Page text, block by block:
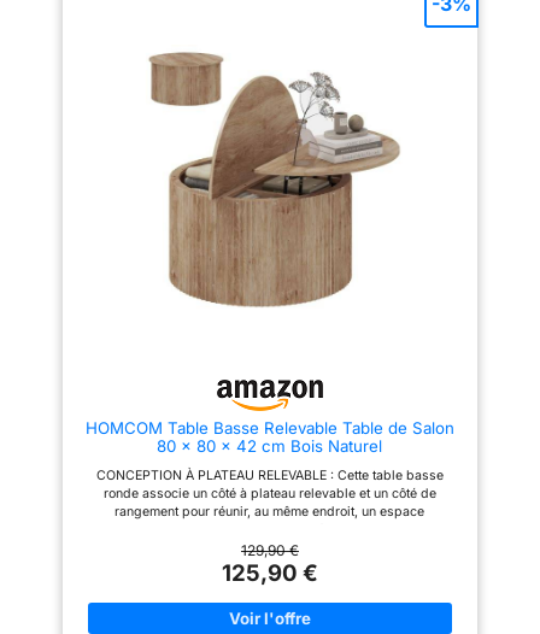
: Longueur 140 cm x largeur 70
cm x Hauteur 35,5 cm
structure interne en acier,
associée à une base en MDF,
max. recommandée de 80 kg.
Les patins ajustables
maintiennent une parfaite
stabilité et évitent les
mouvements, même sur un sol
irrégulier. PLATEAU ÉPAIS ET
ROND : Le plateau généreux de
une esthétique robuste et
arrondis réduisent les risques
de chocs, idéal pour la sécurité
simple coup de chiffon, la table
de salon reste impeccable,
ou des petits accidents.
ASSEMBLAGE SIMPLE ET
UTILISATION POLYVALENTE :
basse de salon comme élément
central, table d'appoint ou
comme au bureau ou dans la
chambre. Outils et notice claire
HOMCOM Table Basse Relevable Table de Salon
80 x 80 x 42 cm Bois Naturel
CONCEPTION À PLATEAU RELEVABLE : Cette table basse
ronde associe un côté à plateau relevable et un côté de
rangement pour réunir, au même endroit, un espace
généreuse ; le plateau se soulève de 11 cm pour rendre les
repas ou le travail sur ordinateur portable dans le salon plus
confortables et naturels. RANGEMENT CACHÉ : Cette table
basse dissimule vos objets avec soin grâce à de grands
compartiments cachés : une partie à ouverture pivotante et une
129,90 €
125,90 €